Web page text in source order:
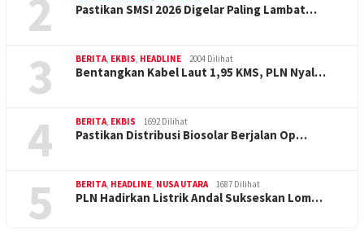
2 Pastikan SMSI 2026 Digelar Paling Lambat…
3 BERITA EKBIS HEADLINE 2004 Dilihat
Bentangkan Kabel Laut 1,95 KMS, PLN Nyal…
4 BERITA EKBIS 1692 Dilihat
Pastikan Distribusi Biosolar Berjalan Op…
5 BERITA HEADLINE NUSA UTARA 1687 Dilihat
PLN Hadirkan Listrik Andal Sukseskan Lom…